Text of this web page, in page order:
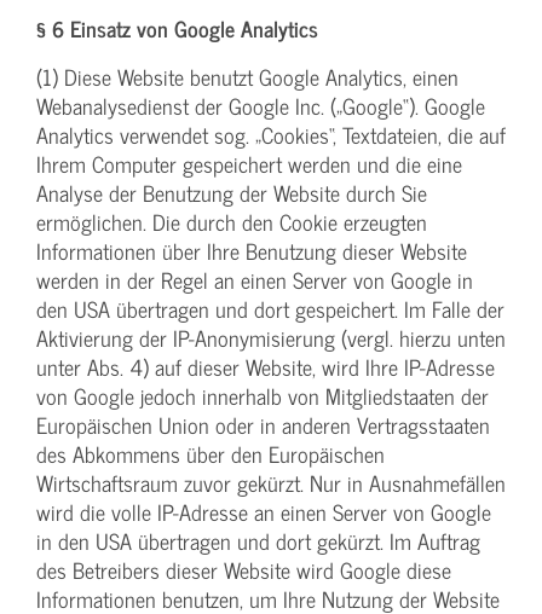
§ 6 Einsatz von Google Analytics
(1) Diese Website benutzt Google Analytics, einen
Webanalysedienst der Google Inc. („Google“). Google
Analytics verwendet sog. „Cookies“, Textdateien, die auf
Ihrem Computer gespeichert werden und die eine
Analyse der Benutzung der Website durch Sie
ermöglichen. Die durch den Cookie erzeugten
Informationen über Ihre Benutzung dieser Website
werden in der Regel an einen Server von Google in
den USA übertragen und dort gespeichert. Im Falle der
Aktivierung der IP-Anonymisierung (vergl. hierzu unten
unter Abs. 4) auf dieser Website, wird Ihre IP-Adresse
von Google jedoch innerhalb von Mitgliedstaaten der
Europäischen Union oder in anderen Vertragsstaaten
des Abkommens über den Europäischen
Wirtschaftsraum zuvor gekürzt. Nur in Ausnahmefällen
wird die volle IP-Adresse an einen Server von Google
in den USA übertragen und dort gekürzt. Im Auftrag
des Betreibers dieser Website wird Google diese
Informationen benutzen, um Ihre Nutzung der Website